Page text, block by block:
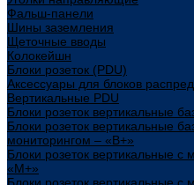
Фальш-панели
Шины заземления
Щеточные вводы
Колокейшн
Блоки розеток (PDU)
Аксессуары для блоков
Вертикальные PDU
Блоки розеток вертикальные
Блоки розеток вертикальные
мониторингом – «В+»
Блоки розеток вертикальные с
«М+»